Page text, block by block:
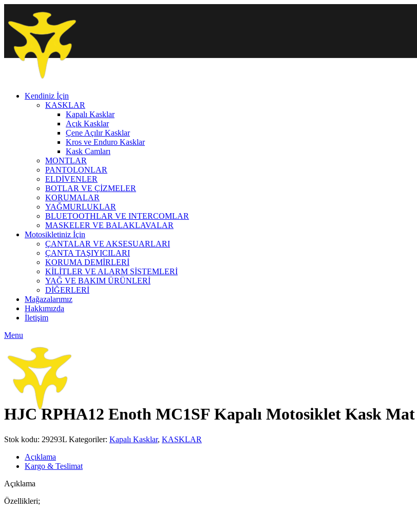
Kendiniz İçin
KASKLAR
Kapalı Kasklar
Açık Kasklar
Çene Açılır Kasklar
Kros ve Enduro Kasklar
Kask Camları
MONTLAR
PANTOLONLAR
ELDİVENLER
BOTLAR VE ÇİZMELER
KORUMALAR
YAĞMURLUKLAR
BLUETOOTHLAR VE INTERCOMLAR
MASKELER VE BALAKLAVALAR
Motosikletiniz İçin
ÇANTALAR VE AKSESUARLARI
ÇANTA TAŞIYICILARI
KORUMA DEMİRLERİ
KİLİTLER VE ALARM SİSTEMLERİ
YAĞ VE BAKIM ÜRÜNLERİ
DİĞERLERİ
Mağazalarımız
Hakkımızda
İletişim
Menu
Click to enlarge
HJC RPHA12 Enoth MC1SF Kapalı Motosiklet Kask Mat
Stok kodu: 29293L Kategoriler: Kapalı Kasklar, KASKLAR
Açıklama
Kargo & Teslimat
Açıklama
Özellikleri;